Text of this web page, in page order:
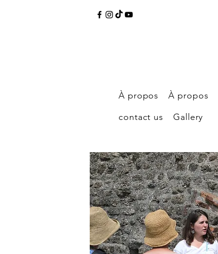
À propos À propos
contact us
Gallery